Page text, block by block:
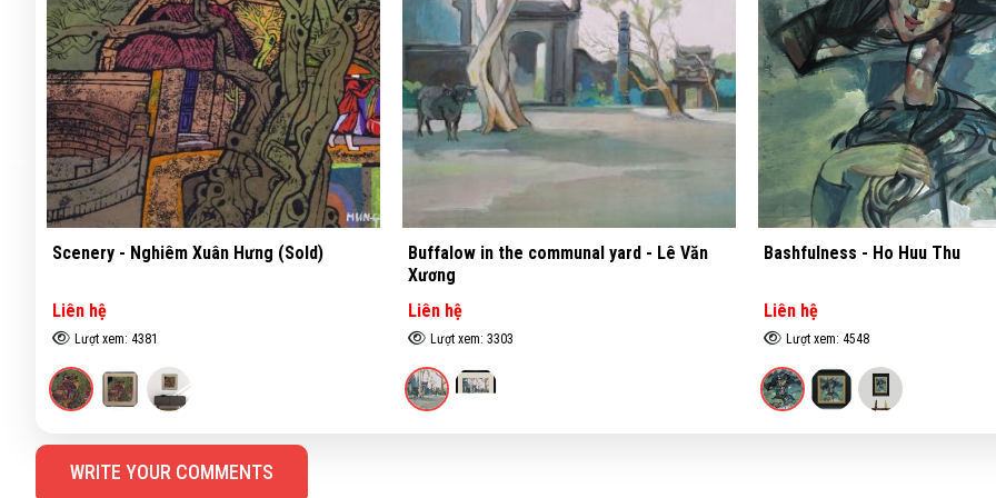
Buffalow in the communal yard - Lê Văn
Liên hệ
Lượt xem: 3303
Bashfulness - Ho Huu Thu
Liên hệ
Lượt xem: 4548
Old town - (Abstract) - Bùi
Liên hệ
Lượt xem: 4335
WRITE YOUR COMMENTS